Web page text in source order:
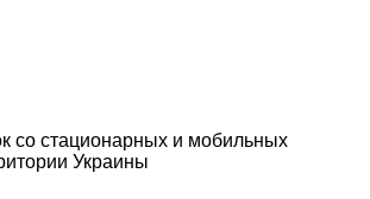
со стационарных и мобильных
Украины